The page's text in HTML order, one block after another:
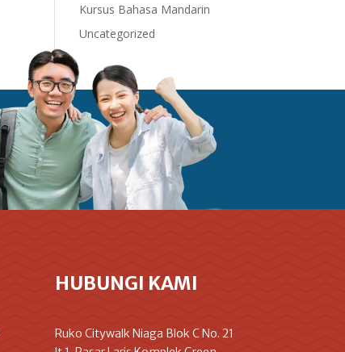
Kursus Bahasa Mandarin
Uncategorized
HUBUNGI KAMI
Ruko Citywalk Niaga Blok C No. 21